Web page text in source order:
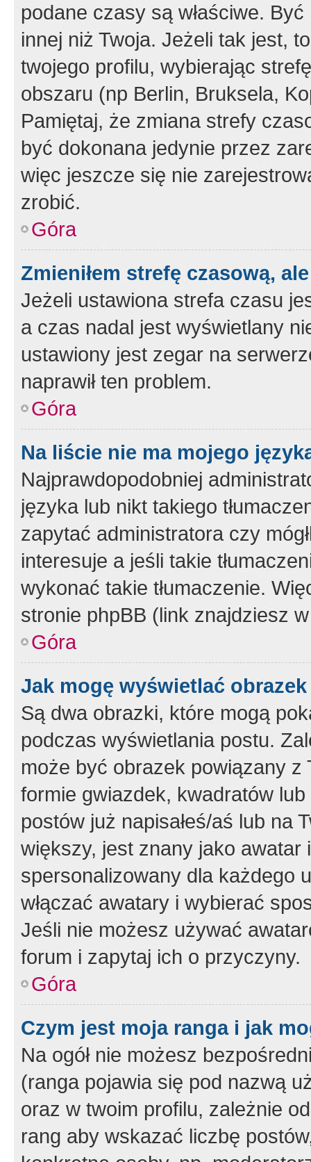
podane czasy są właściwe.
innej niż Twoja. Jeżeli tak jest,
twojego profilu, wybierając
obszaru (np Berlin, Bruksela,
Pamiętaj, że zmiana strefy
być dokonana jedynie przez
więc jeszcze się nie
zrobić.
Góra
Zmieniłem strefę czasową,
Jeżeli ustawiona strefa czasu
a czas nadal jest wyświetlany
ustawiony jest zegar na
naprawił ten problem.
Góra
Na liście nie ma mojego
Najprawdopodobniej
języka lub nikt takiego
zapytać administratora czy
interesuje a jeśli takie
wykonać takie tłumaczenie.
stronie phpBB (link znajdziesz
Góra
Jak mogę wyświetlać
Są dwa obrazki, które mogą
podczas wyświetlania postu.
może być obrazek powiązany z
formie gwiazdek, kwadratów
postów już napisałeś/aś lub na
większy, jest znany jako
spersonalizowany dla każdego
włączać awatary i wybierać
Jeśli nie możesz używać
forum i zapytaj ich o przyczyny.
Góra
Czym jest moja ranga i jak
Na ogół nie możesz
(ranga pojawia się pod nazwą
oraz w twoim profilu, zależnie
rang aby wskazać liczbę